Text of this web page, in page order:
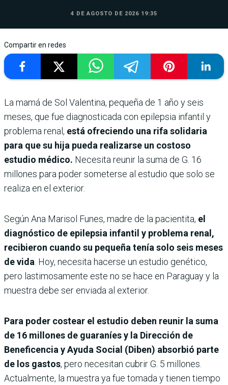
4 DE AGOSTO DE 2026 19:35
Compartir en redes
La mamá de Sol Valentina, pequeña de 1 año y seis
meses, que fue diagnosticada con epilepsia infantil y
problema renal, está ofreciendo una rifa solidaria
para que su hija pueda realizarse un costoso
estudio médico. Necesita reunir la suma de G. 16
millones para poder someterse al estudio que solo se
realiza en el exterior.
Según Ana Marisol Funes, madre de la pacientita, el
diagnóstico de epilepsia infantil y problema renal,
recibieron cuando su pequeña tenía solo seis meses
de vida . Hoy, necesita hacerse un estudio genético,
pero lastimosamente este no se hace en Paraguay y la
muestra debe ser enviada al exterior.
Para poder costear el estudio deben reunir la suma
de 16 millones de guaraníes y la Dirección de
Beneficencia y Ayuda Social (Diben) absorbió parte
de los gastos, pero necesitan cubrir G. 5 millones.
Actualmente, la muestra ya fue tomada y tienen tiempo